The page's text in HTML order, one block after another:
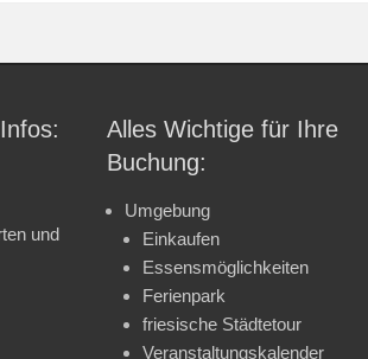
und
Alles Wichtige für Ihre
Buchung:
Umgebung
Einkaufen
Essensmöglichkeiten
Ferienpark
friesische Städtetour
Veranstaltungskalender